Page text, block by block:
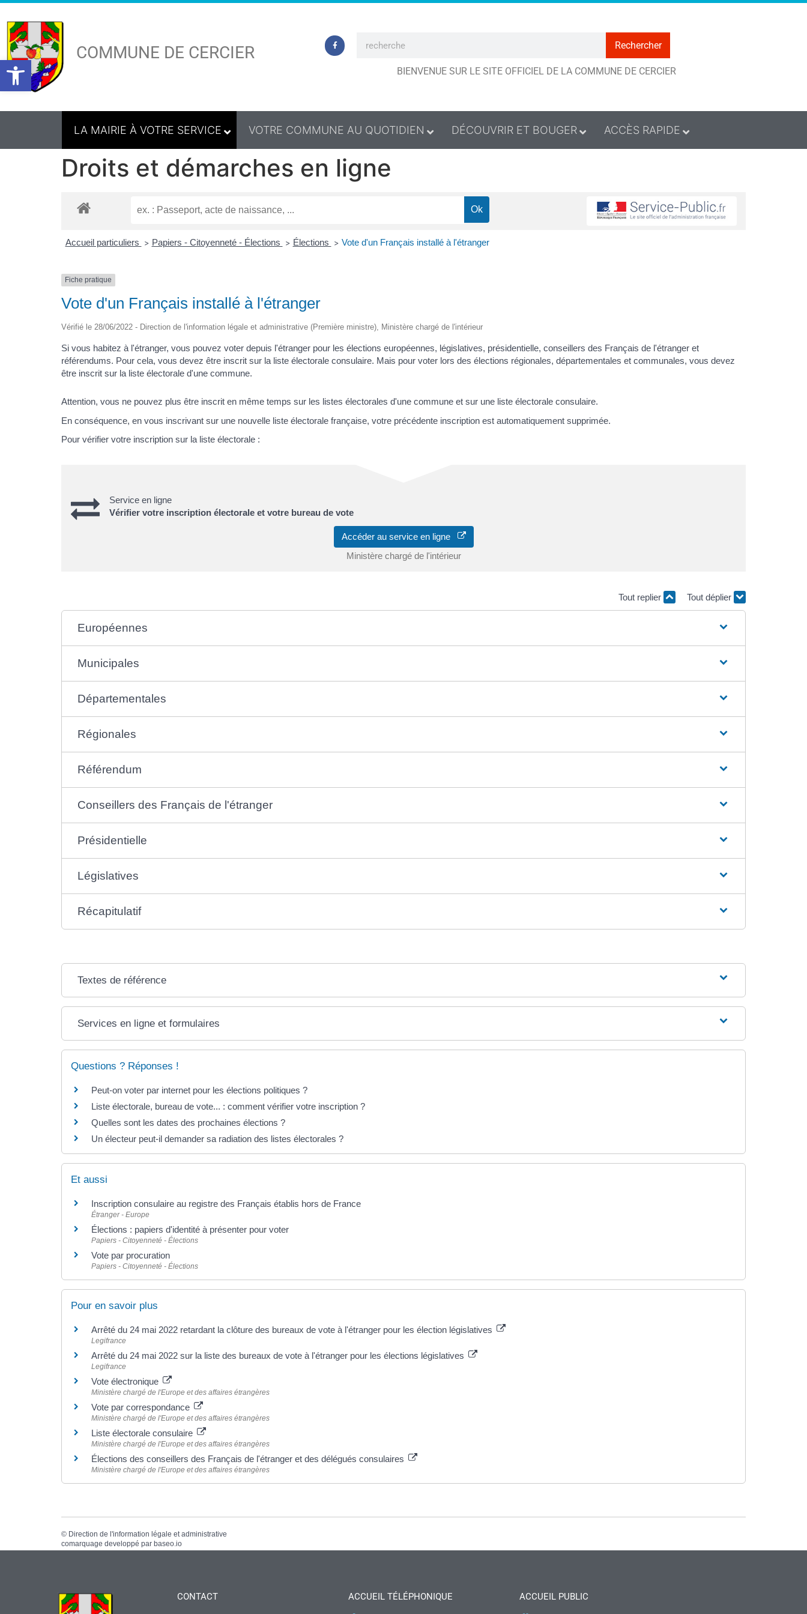
Ouvrir la barre d’outils
COMMUNE DE CERCIER Rechercher
BIENVENUE SUR LE SITE OFFICIEL DE LA COMMUNE DE CERCIER
LA MAIRIE À VOTRE SERVICE VOTRE COMMUNE AU QUOTIDIEN DÉCOUVRIR ET BOUGER ACCÈS RAPIDE
Droits et démarches en ligne
Accueil particuliers > Papiers - Citoyenneté - Élections > Élections > Vote d'un Français installé à l'étranger
Fiche pratique
Vote d'un Français installé à l'étranger
Vérifié le 28/06/2022 - Direction de l'information légale et administrative (Première ministre), Ministère chargé de l'intérieur
Si vous habitez à l'étranger, vous pouvez voter depuis l'étranger pour les élections européennes, législatives, présidentielle, conseillers des Français de l'étranger et
référendums. Pour cela, vous devez être inscrit sur la liste électorale consulaire. Mais pour voter lors des élections régionales, départementales et communales, vous devez
être inscrit sur la liste électorale d'une commune.
Attention, vous ne pouvez plus être inscrit en même temps sur les listes électorales d'une commune et sur une liste électorale consulaire.
En conséquence, en vous inscrivant sur une nouvelle liste électorale française, votre précédente inscription est automatiquement supprimée.
Pour vérifier votre inscription sur la liste électorale :
Service en ligne
Vérifier votre inscription électorale et votre bureau de vote
Accéder au service en ligne
Ministère chargé de l'intérieur
Tout replier Tout déplier
Européennes
Municipales
Départementales
Régionales
Référendum
Conseillers des Français de l'étranger
Présidentielle
Législatives
Récapitulatif
Textes de référence
Services en ligne et formulaires
Questions ? Réponses !
Peut-on voter par internet pour les élections politiques ?
Liste électorale, bureau de vote... : comment vérifier votre inscription ?
Quelles sont les dates des prochaines élections ?
Un électeur peut-il demander sa radiation des listes électorales ?
Et aussi
Inscription consulaire au registre des Français établis hors de France
Étranger - Europe
Élections : papiers d'identité à présenter pour voter
Papiers - Citoyenneté - Élections
Vote par procuration
Papiers - Citoyenneté - Élections
Pour en savoir plus
Arrêté du 24 mai 2022 retardant la clôture des bureaux de vote à l'étranger pour les élection législatives
Legifrance
Arrêté du 24 mai 2022 sur la liste des bureaux de vote à l'étranger pour les élections législatives
Legifrance
Vote électronique
Ministère chargé de l'Europe et des affaires étrangères
Vote par correspondance
Ministère chargé de l'Europe et des affaires étrangères
Liste électorale consulaire
Ministère chargé de l'Europe et des affaires étrangères
Élections des conseillers des Français de l'étranger et des délégués consulaires
Ministère chargé de l'Europe et des affaires étrangères
© Direction de l'information légale et administrative
comarquage developpé par baseo.io
CONTACT ACCUEIL TÉLÉPHONIQUE ACCUEIL PUBLIC